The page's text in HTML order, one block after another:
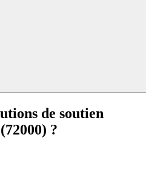
de soutien
?